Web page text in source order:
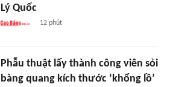
Lý Quốc
12 phút
Phẫu thuật lấy thành công viên sỏi
bàng quang kích thước ‘khổng lồ’